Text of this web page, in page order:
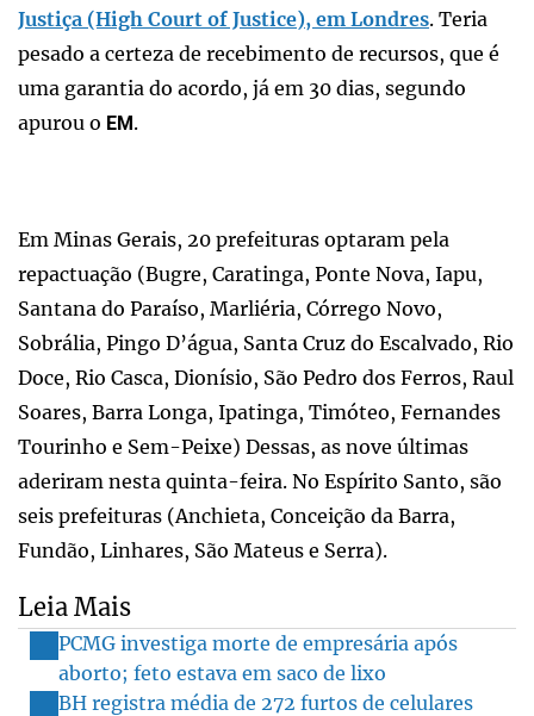
Justiça (High Court of Justice), em Londres. Teria
pesado a certeza de recebimento de recursos, que é
uma garantia do acordo, já em 30 dias, segundo
apurou o EM.
Em Minas Gerais, 20 prefeituras optaram pela
repactuação (Bugre, Caratinga, Ponte Nova, Iapu,
Santana do Paraíso, Marliéria, Córrego Novo,
Sobrália, Pingo D’água, Santa Cruz do Escalvado, Rio
Doce, Rio Casca, Dionísio, São Pedro dos Ferros, Raul
Soares, Barra Longa, Ipatinga, Timóteo, Fernandes
Tourinho e Sem-Peixe) Dessas, as nove últimas
aderiram nesta quinta-feira. No Espírito Santo, são
seis prefeituras (Anchieta, Conceição da Barra,
Fundão, Linhares, São Mateus e Serra).
Leia Mais
PCMG investiga morte de empresária após
aborto; feto estava em saco de lixo
BH registra média de 272 furtos de celulares